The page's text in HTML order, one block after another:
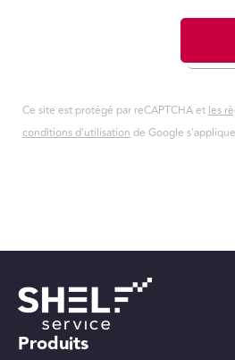
Ce site est protégé par reCAPTCHA etles
conditions d'utilisationde Google
Produits